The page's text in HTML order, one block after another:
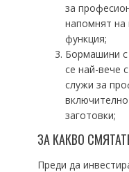
за
напомнят на
функция;
Бормашини с
се най-вече
служи за
заготовки;
ЗА КАКВО
Преди да